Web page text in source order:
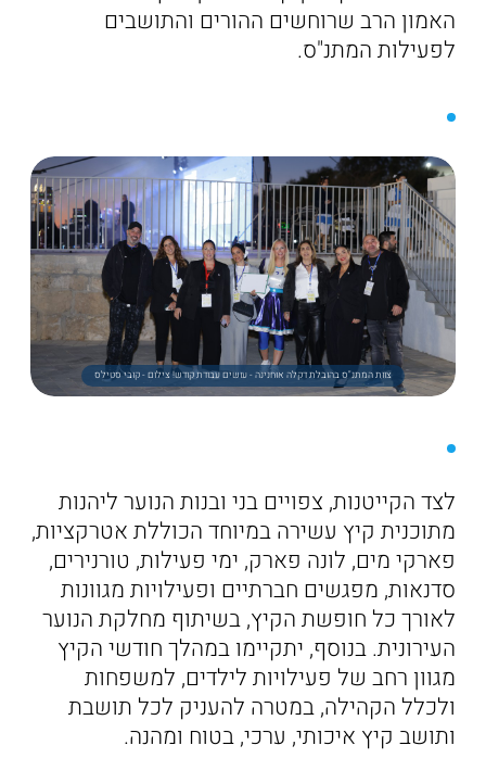
האמון הרב שרוחשים ההורים והתושבים
לפעילות המתנ"ס.
צוות המתנ"ס בהובלת דקלה אוחנינה - עושים עבודת קודש! צילום - קובי סטילס
לצד הקייטנות, צפויים בני ובנות הנוער ליהנות
מתוכנית קיץ עשירה במיוחד הכוללת אטרקציות,
פארקי מים, לונה פארק, ימי פעילות, טורנירים,
סדנאות, מפגשים חברתיים ופעילויות מגוונות
לאורך כל חופשת הקיץ, בשיתוף מחלקת הנוער
העירונית. בנוסף, יתקיימו במהלך חודשי הקיץ
מגוון רחב של פעילויות לילדים, למשפחות
ולכלל הקהילה, במטרה להעניק לכל תושבת
ותושב קיץ איכותי, ערכי, בטוח ומהנה.